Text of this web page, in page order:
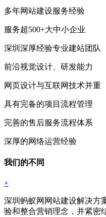
多年网站建设服务经验
服务超500+大中小企业
深圳深厚经验专业建站团队
前沿视觉设计、研发能力
网页设计与互联网技术并重
具有完备的项目流程管理
完善的售后服务流程体系
深厚的网络运营经验
我们的不同
+
深圳蚂蚁网网站建设解决方
验和整合营销理念，并紧密